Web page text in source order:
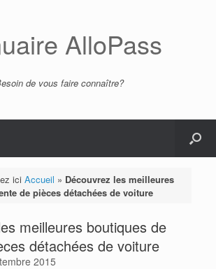
AlloPass
de vous faire connaître?
ici Accueil » Découvrez les meilleures
de pièces détachées de voiture
meilleures boutiques de
détachées de voiture
2015